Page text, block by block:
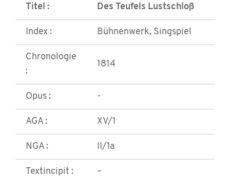
Titel : Des Teufels Lustschloß
Index : Bühnenwerk, Singspiel
Chronologie
:
1814
Opus : -
AGA : XV/1
NGA : II/1a
Textincipit : –